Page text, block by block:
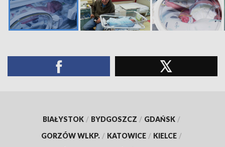
BIAŁYSTOK / BYDGOSZCZ / GDAŃSK /
GORZÓW WLKP. / KATOWICE / KIELCE /